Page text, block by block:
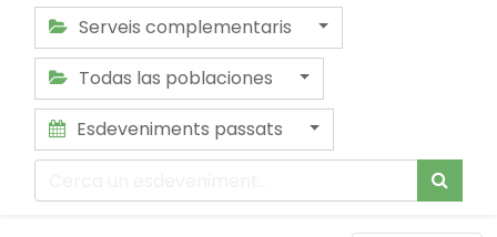
Serveis complementaris
Todas las poblaciones
Esdeveniments passats